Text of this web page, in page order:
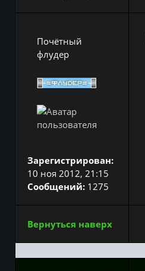
Почётный
флудер
Зарегистрирован:
10 ноя 2012, 21:15
Сообщений: 1275
Вернуться наверх